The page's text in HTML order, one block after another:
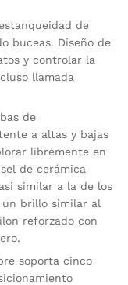
de
buceas. Diseño de
y controlar la
llamada
de
a altas y bajas
libremente en
de cerámica
similar a la de los
brillo similar al
reforzado con
soporta cinco